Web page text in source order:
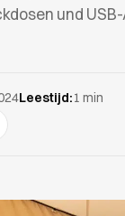
und
Leestijd:1 min